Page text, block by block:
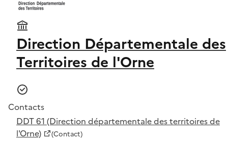
Direction Départementale des
Territoires de l'Orne
Contacts
DDT 61 (Direction départementale des territoires de
l'Orne)
(Contact)